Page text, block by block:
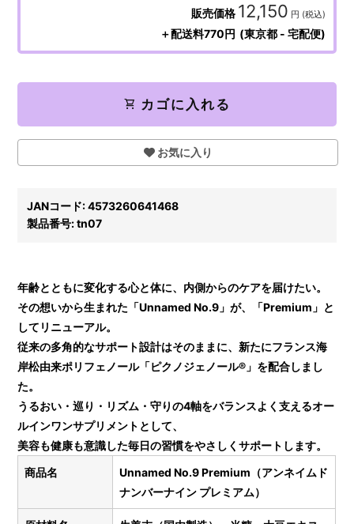
販売価格 12,150 円 (税込)
＋配送料770円 (東京都 - 宅配便)
shopping_cart カゴに入れる
お気に入り
JANコード: 4573260641468
製品番号: tn07
年齢とともに変化する心と体に、内側からのケアを届けたい。
その想いから生まれた「Unnamed No.9」が、「Premium」と
してリニューアル。
従来の多角的なサポート設計はそのままに、新たにフランス海
岸松由来ポリフェノール「ピクノジェノール®」を配合しまし
た。
うるおい・巡り・リズム・守りの4軸をバランスよく支えるオー
ルインワンサプリメントとして、
美容も健康も意識した毎日の習慣をやさしくサポートします。
商品名
Unnamed No.9 Premium（アンネイムド
ナンバーナイン プレミアム）